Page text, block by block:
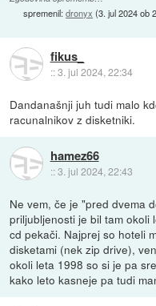
spremenil:dronyx (3. jul 2024 ob
fikus_
::3. jul 2024, 22:34
Dandanašnji juh tudi malo
racunalnikov z disketniki.
hamez66
::3. jul 2024, 22:43
Ne vem, če je "pred dvema
priljubljenosti je bil tam
cd pekači. Najprej so hoteli
disketami (nek zip drive),
okoli leta 1998 so si je pa
kako leto kasneje pa tudi